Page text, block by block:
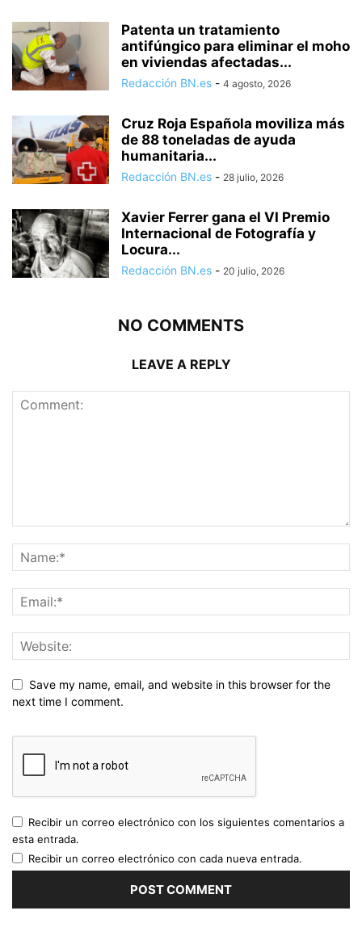
Patenta un tratamiento
antifúngico para eliminar el moho
en viviendas afectadas...
Redacción BN.es - 4 agosto, 2026
Cruz Roja Española moviliza más
de 88 toneladas de ayuda
humanitaria...
Redacción BN.es - 28 julio, 2026
Xavier Ferrer gana el VI Premio
Internacional de Fotografía y
Locura...
Redacción BN.es - 20 julio, 2026
NO COMMENTS
LEAVE A REPLY
Save my name, email, and website in this browser for the
next time I comment.
Recibir un correo electrónico con los siguientes comentarios a
esta entrada.
Recibir un correo electrónico con cada nueva entrada.